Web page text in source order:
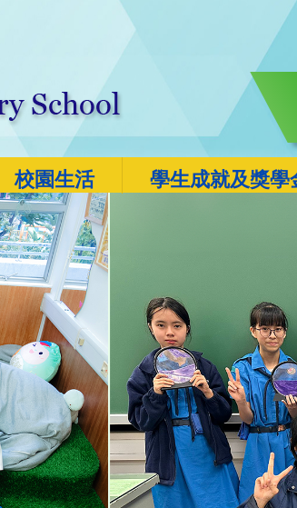
校園生活 學生成就及獎學